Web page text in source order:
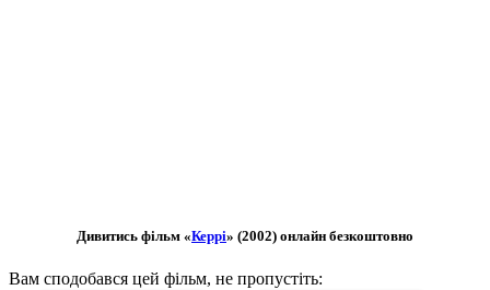
Дивитись фільм «Керрі» (2002) онлайн безкоштовно
Вам сподобався цей фільм, не пропустіть: